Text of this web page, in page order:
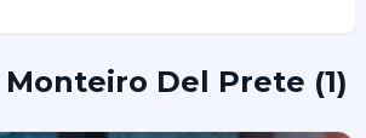
Monteiro Del Prete (1)